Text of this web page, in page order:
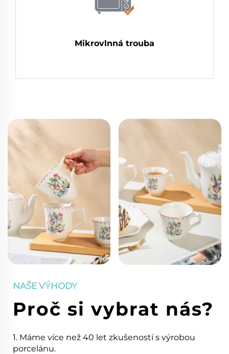
Mikrovlnná trouba
NAŠE VÝHODY
Proč si vybrat nás?
1. Máme více než 40 let zkušeností s výrobou
porcelánu.